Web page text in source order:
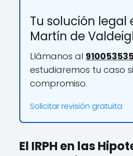
Tu solución legal
Martín de
Llámanos al
estudiaremos tu caso
compromiso.
Solicitar revisión gratuita
El IRPH en las